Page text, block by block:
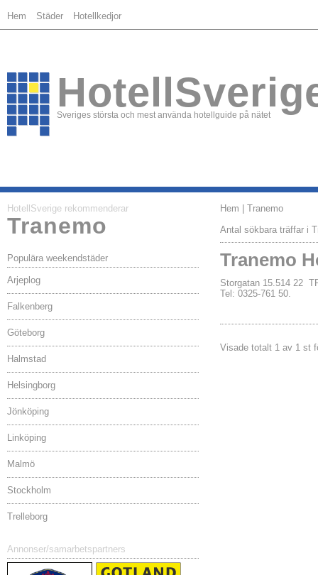
Hem Städer Hotellkedjor
Sveriges största och mest använda hotellguide på nätet
HotellSverige rekommenderar
Tranemo
Populära weekendstäder
Arjeplog
Falkenberg
Göteborg
Halmstad
Helsingborg
Jönköping
Linköping
Malmö
Stockholm
Trelleborg
Annonser/samarbetspartners
Hem | Tranemo
Antal sökbara träffar i
Tranemo
Storgatan 15.514 22
Tel: 0325-761 50.
Visade totalt 1 av 1 st